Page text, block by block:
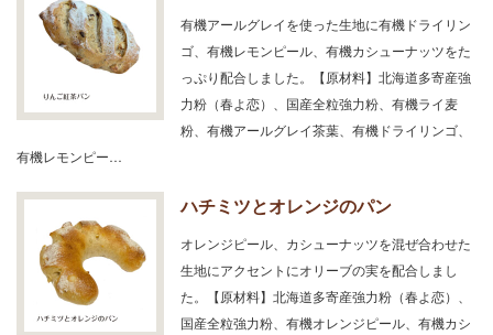
有機アールグレイを使った生地に有機ドライリン
ゴ、有機レモンピール、有機カシューナッツをた
っぷり配合しました。【原材料】北海道多寄産強
力粉（春よ恋）、国産全粒強力粉、有機ライ麦
粉、有機アールグレイ茶葉、有機ドライリンゴ、
有機レモンピー…
ハチミツとオレンジのパン
オレンジピール、カシューナッツを混ぜ合わせた
生地にアクセントにオリーブの実を配合しまし
た。【原材料】北海道多寄産強力粉（春よ恋）、
国産全粒強力粉、有機オレンジピール、有機カシ